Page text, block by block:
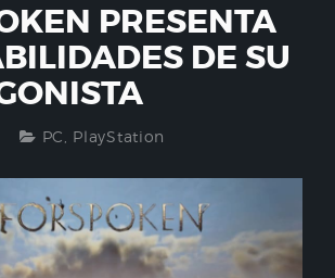
PRESENTA
DE SU
PC PlayStation